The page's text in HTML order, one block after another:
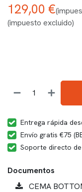
129,00 €
(impuesto excluido)
Entrega rápida
Envío gratis €75
Soporte directo de
Documentos
CEMA